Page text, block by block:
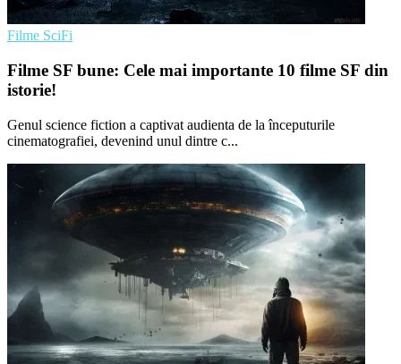
Filme SciFi
Filme SF bune: Cele mai importante 10 filme SF din
istorie!
Genul science fiction a captivat audienta de la începuturile
cinematografiei, devenind unul dintre c...